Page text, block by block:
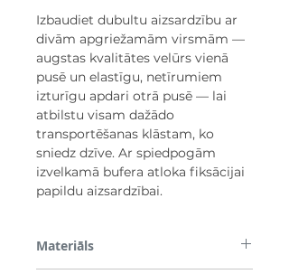
Izbaudiet dubultu aizsardzību ar
divām apgriežamām virsmām —
augstas kvalitātes velūrs vienā
pusē un elastīgu, netīrumiem
izturīgu apdari otrā pusē — lai
atbilstu visam dažādo
transportēšanas klāstam, ko
sniedz dzīve. Ar spiedpogām
izvelkamā bufera atloka fiksācijai
papildu aizsardzībai.
Materiāls